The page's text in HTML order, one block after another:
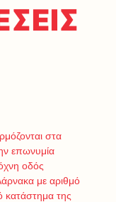
στα
επωνυμία
οδός
με αριθμό
κατάστημα της